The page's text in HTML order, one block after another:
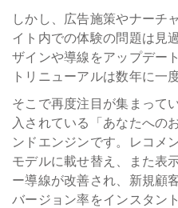
しかし、広告施策やナーチ
イト内での体験の問題は見
ザインや導線をアップデー
トリニューアルは数年に一
そこで再度注目が集まって
入されている「あなたへの
ンドエンジンです。レコメ
モデルに載せ替え、また表
ー導線が改善され、新規顧
バージョン率をインスタン